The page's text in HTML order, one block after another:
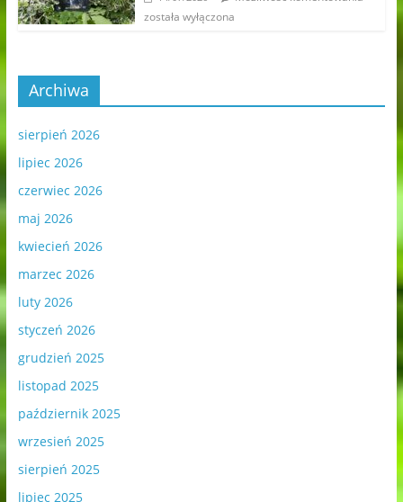
została wyłączona
Archiwa
sierpień 2026
lipiec 2026
czerwiec 2026
maj 2026
kwiecień 2026
marzec 2026
luty 2026
styczeń 2026
grudzień 2025
listopad 2025
październik 2025
wrzesień 2025
sierpień 2025
lipiec 2025